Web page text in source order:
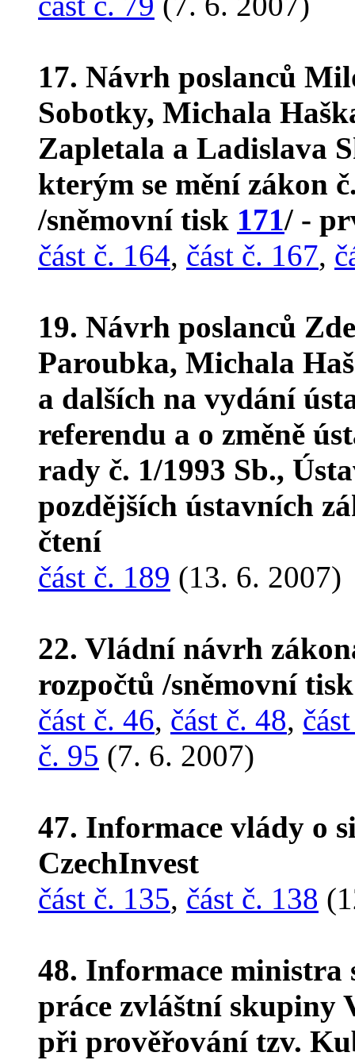
17. Návrh poslanců
Sobotky, Michala
Zapletala a Ladislava
kterým se mění zákon
/sněmovní tisk 171/ -
část č. 164, část č. 167,
19. Návrh poslanců
Paroubka, Michala
a dalších na vydání
referendu a o změně
rady č. 1/1993 Sb.,
pozdějších ústavních
čtení
část č. 189 (13. 6. 2007)
22. Vládní návrh
rozpočtů /sněmovní
část č. 46, část č. 48,
č. 95 (7. 6. 2007)
47. Informace vlády o
CzechInvest
část č. 135, část č. 138
48. Informace ministra
práce zvláštní skupiny
při prověřování tzv.